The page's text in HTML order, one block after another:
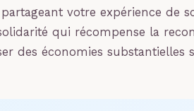
votre expérience de
qui récompense la
des économies substantielles